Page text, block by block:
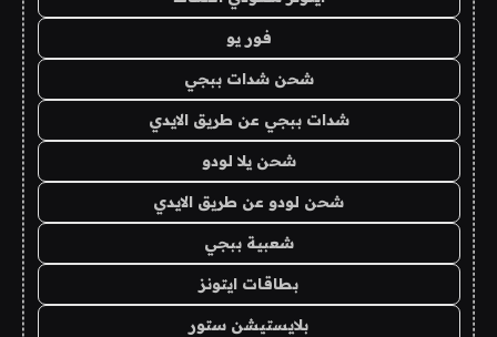
فور يو
شحن شدات ببجي
شدات ببجي عن طريق الايدي
شحن يلا لودو
شحن لودو عن طريق الايدي
شعبية ببجي
بطاقات ايتونز
بلايستيشن ستور